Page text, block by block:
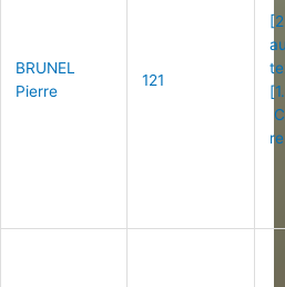
BRUNEL
Pierre
121